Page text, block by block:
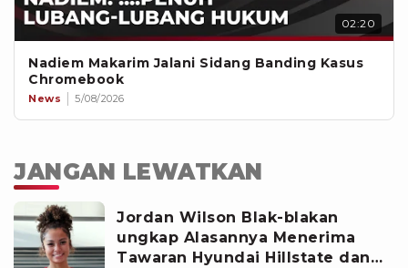
02:20
Nadiem Makarim Jalani Sidang Banding Kasus
Chromebook
News 5/08/2026
JANGAN LEWATKAN
Jordan Wilson Blak-blakan
ungkap Alasannya Menerima
Tawaran Hyundai Hillstate dan